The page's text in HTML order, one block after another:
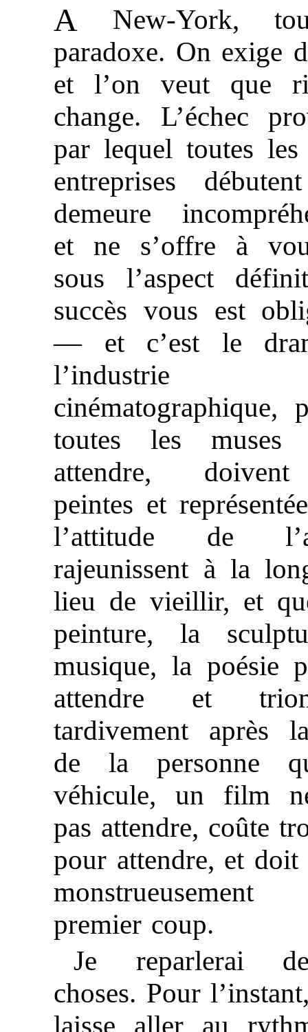
A New-York,
paradoxe. On exige
et l’on veut que
change. L’échec
par lequel toutes les
entreprises
demeure
et ne s’offre à
sous l’aspect
succès vous est
— et c’est le
l’industrie
cinématographique,
toutes les muses
attendre,
peintes et
l’attitude de
rajeunissent à la
lieu de vieillir, et
peinture, la
musique, la poésie
attendre et
tardivement après
de la personne
véhicule, un film
pas attendre, coûte
pour attendre, et doit
premier coup.
Je reparlerai
choses. Pour
laisse aller au